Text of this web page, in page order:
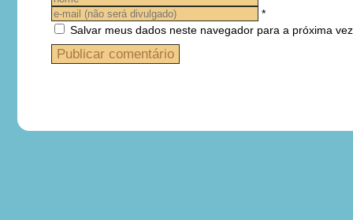
*
Salvar meus dados neste navegador para a próxima